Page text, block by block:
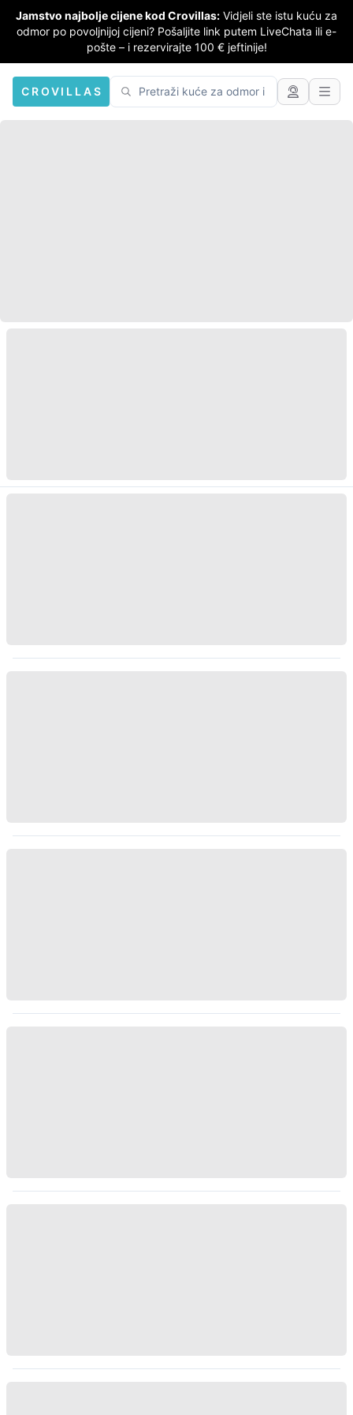
Jamstvo najbolje cijene kod Crovillas: Vidjeli ste istu kuću za
odmor po povoljnijoj cijeni? Pošaljite link putem LiveChata ili e-
pošte – i rezervirajte 100 € jeftinije!
CROVILLAS